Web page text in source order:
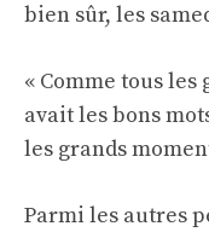
bien sûr, les
« Comme tous
avait les bons
les grands
Parmi les autres